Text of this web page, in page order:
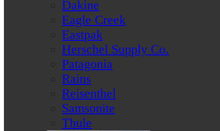
Dakine
Eagle Creek
Eastpak
Herschel Supply Co.
Patagonia
Rains
Reisenthel
Samsonite
Thule